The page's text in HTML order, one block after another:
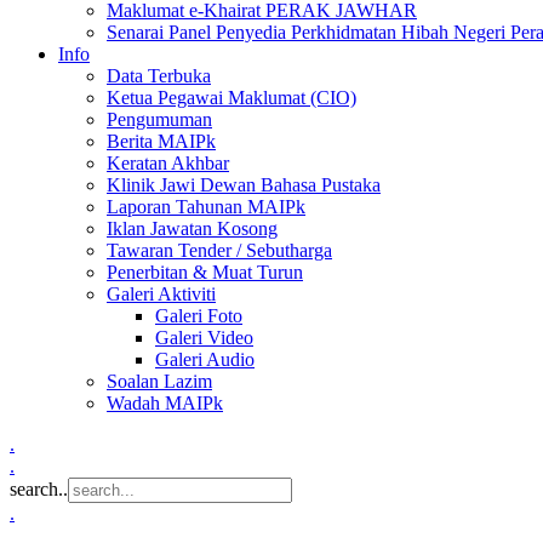
Maklumat e-Khairat PERAK JAWHAR
Senarai Panel Penyedia Perkhidmatan Hibah Negeri
Info
Data Terbuka
Ketua Pegawai Maklumat (CIO)
Pengumuman
Berita MAIPk
Keratan Akhbar
Klinik Jawi Dewan Bahasa Pustaka
Laporan Tahunan MAIPk
Iklan Jawatan Kosong
Tawaran Tender / Sebutharga
Penerbitan & Muat Turun
Galeri Aktiviti
Galeri Foto
Galeri Video
Galeri Audio
Soalan Lazim
Wadah MAIPk
.
.
search..
.